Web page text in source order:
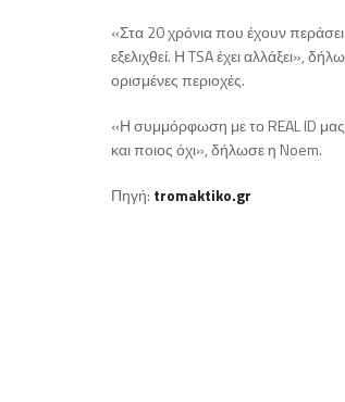
«Στα 20 χρόνια που έχουν
εξελιχθεί. Η TSA έχει αλλάξει»,
ορισμένες περιοχές.
«Η συμμόρφωση με το REAL ID
και ποιος όχι», δήλωσε η Noem.
Πηγή: tromaktiko.gr